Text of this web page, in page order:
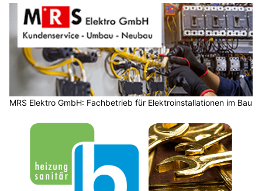
MRS Elektro GmbH: Fachbetrieb für Elektroinstallationen im Bau